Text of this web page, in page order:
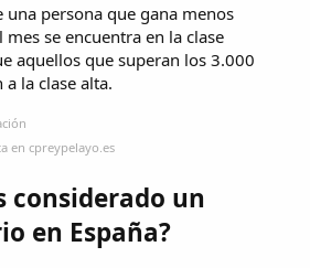
una persona que gana menos
se encuentra en la clase
aquellos que superan los 3.000
la clase alta.
en cpreypelayo.es
considerado un
en España?